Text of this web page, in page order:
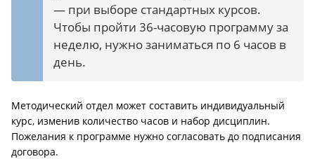
— при выборе стандартных курсов.
Чтобы пройти 36-часовую программу за
неделю, нужно заниматься по 6 часов в
день.
Методический отдел может составить индивидуальный
курс, изменив количество часов и набор дисциплин.
Пожелания к программе нужно согласовать до подписания
договора.